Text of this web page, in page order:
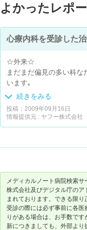
よかったレポ
心療内科を受診した
☆外来☆
まだまだ偏見の多い科な
います｡
体調･病状に合わせ柔軟
続きをみる
投稿：2009年09月16日
情報提供元 : ヤフー株式会社
メディカルノート病院検索
株式会社及びデジタル庁の
まれております。できる限
受診の際には必ず事前に各
りがある場合は、お手数です
新につきましても、外部よ